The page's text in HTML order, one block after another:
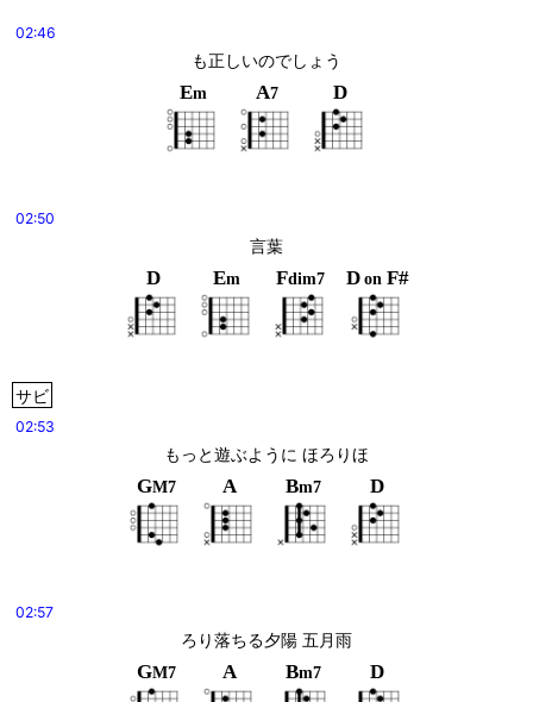
02:46
も正しいのでしょう
Em A7 D
02:50
言葉
D Em Fdim7 D on F#
サビ
02:53
もっと遊ぶように ほろりほ
GM7 A Bm7 D
02:57
ろり落ちる夕陽 五月雨
GM7 A Bm7 D